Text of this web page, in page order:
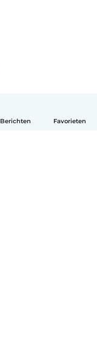
Berichten Favorieten